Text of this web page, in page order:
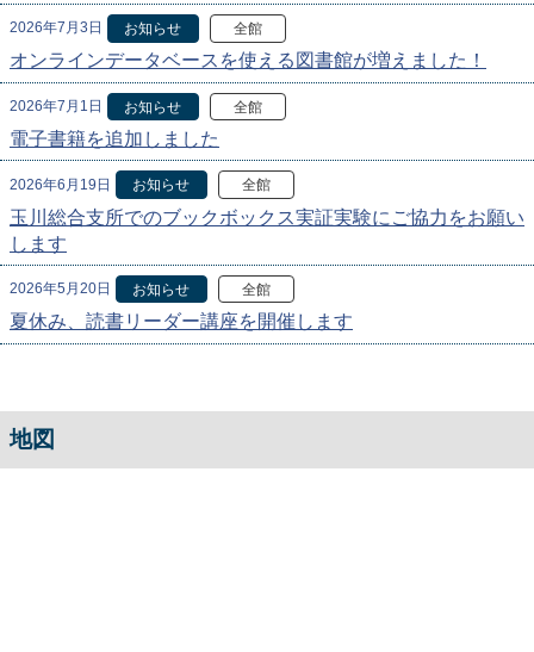
2026年7月3日 お知らせ 全館
オンラインデータベースを使える図書館が増えました！
2026年7月1日 お知らせ 全館
電子書籍を追加しました
2026年6月19日 お知らせ 全館
玉川総合支所でのブックボックス実証実験にご協力をお願い
します
2026年5月20日 お知らせ 全館
夏休み、読書リーダー講座を開催します
地図